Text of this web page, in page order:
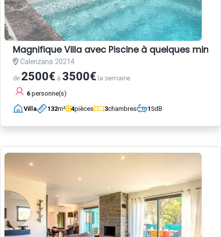
Magnifique Villa avec Piscine à quelques
Calenzana 20214
de 2500€ à 3500€ la semaine
6 personne(s)
Villa 132m² 4pièces 3chambres 1SdB